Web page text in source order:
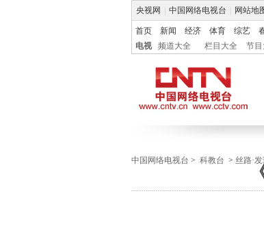
央视网 中国网络电视台 网站地
首页 新闻 经济 体育 综艺
电视
频道大全 栏目大全 节目
中国网络电视台 > 科教台 > 丝路·